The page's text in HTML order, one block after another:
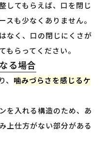
してもらえば、口を閉じ
スも少なくありません。
なく、口の閉じにくさが
もらってください。
る場合
噛みづらさを感じるケ
を入れる構造のため、あ
上仕方がない部分がある